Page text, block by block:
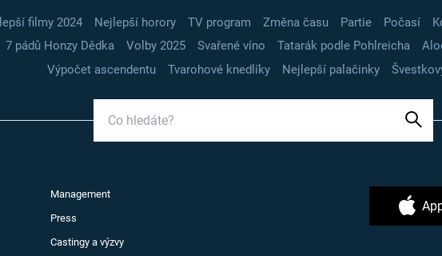
filmy 2024 Nejlepší horory TV program Změna času Partie Počasí
7 pádů Honzy Dědka Volby 2025 Svařené víno Tatarák podle Pohlreicha
Výpočet ascendentu
Tvarohové knedlíky Nejlepší palačinky
Management
Press
Castingy a výzvy